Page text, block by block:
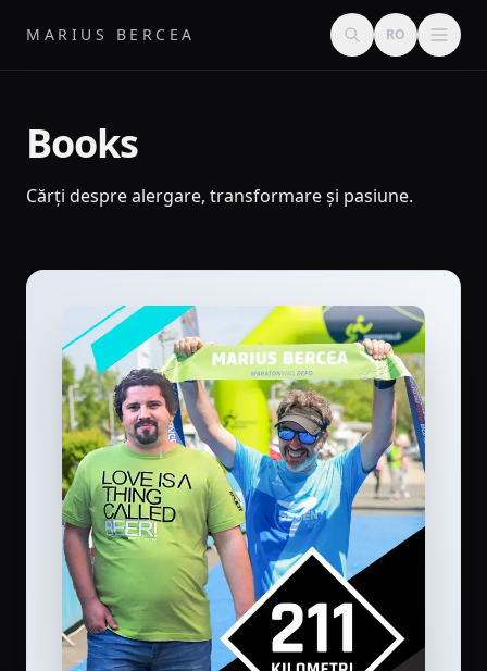
MARIUS BERCEA RO
Books
Cărți despre alergare, transformare și pasiune.